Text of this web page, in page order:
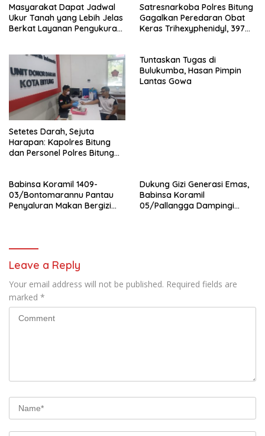
Masyarakat Dapat Jadwal
Ukur Tanah yang Lebih Jelas
Berkat Layanan Pengukuran
Satresnarkoba Polres Bitung
Gagalkan Peredaran Obat
Keras Trihexyphenidyl, 397
Setetes Darah, Sejuta
Harapan: Kapolres Bitung
dan Personel Polres Bitung
Tuntaskan Tugas di
Bulukumba, Hasan Pimpin
Lantas Gowa
Babinsa Koramil 1409-
03/Bontomarannu Pantau
Penyaluran Makan Bergizi
Dukung Gizi Generasi Emas,
Babinsa Koramil
05/Pallangga Dampingi
Leave a Reply
Your email address will not be published. Required fields are
marked *